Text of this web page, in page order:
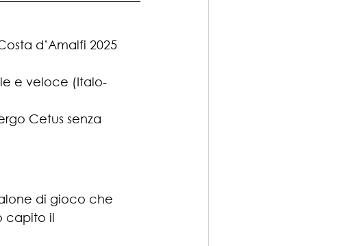
d’Amalfi 2025
e veloce (Italo-
Cetus senza
di gioco che
capito il